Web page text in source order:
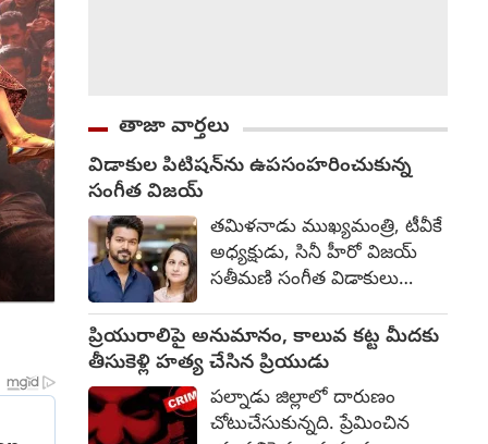
తాజా వార్తలు
విడాకుల పిటిషన్‌ను ఉపసంహరించుకున్న
సంగీత విజయ్
తమిళనాడు ముఖ్యమంత్రి, టీవీకే
అధ్యక్షుడు, సినీ హీరో విజయ్
సతీమణి సంగీత విడాకులు
పిటిషన్‌ను
ఉపసంహరించుకున్నారు. దీంతో
తన భర్త నుంచి విడాకులు
కోరుతూ ఆమె దాఖలు చేసిన కేసు
ముగిసిపోయినట్టు చెంగల్పట్టు
ప్రియురాలిపై అనుమానం, కాలువ కట్ట మీదకు
తీసుకెళ్లి హత్య చేసిన ప్రియుడు
పల్నాడు జిల్లాలో దారుణం
చోటుచేసుకున్నది. ప్రేమించిన